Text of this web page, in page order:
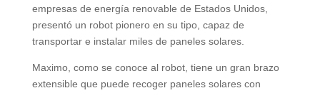
empresas de energía renovable de Estados Unidos,
presentó un robot pionero en su tipo, capaz de
transportar e instalar miles de paneles solares.
Maximo, como se conoce al robot, tiene un gran brazo
extensible que puede recoger paneles solares con